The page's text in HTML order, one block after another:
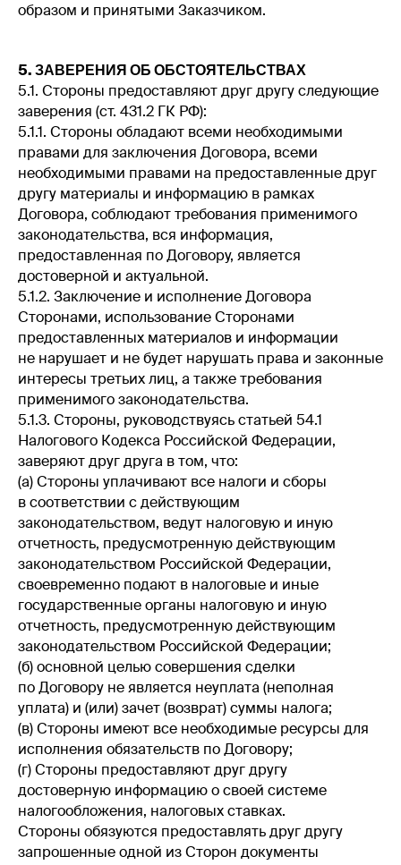
образом и принятыми Заказчиком.
5. ЗАВЕРЕНИЯ ОБ ОБСТОЯТЕЛЬСТВАХ
5.1. Стороны предоставляют друг другу следующие
заверения (ст. 431.2 ГК РФ):
5.1.1. Стороны обладают всеми необходимыми
правами для заключения Договора, всеми
необходимыми правами на предоставленные друг
другу материалы и информацию в рамках
Договора, соблюдают требования применимого
законодательства, вся информация,
предоставленная по Договору, является
достоверной и актуальной.
5.1.2. Заключение и исполнение Договора
Сторонами, использование Сторонами
предоставленных материалов и информации
не нарушает и не будет нарушать права и законные
интересы третьих лиц, а также требования
применимого законодательства.
5.1.3. Стороны, руководствуясь статьей 54.1
Налогового Кодекса Российской Федерации,
заверяют друг друга в том, что:
(а) Стороны уплачивают все налоги и сборы
в соответствии с действующим
законодательством, ведут налоговую и иную
отчетность, предусмотренную действующим
законодательством Российской Федерации,
своевременно подают в налоговые и иные
государственные органы налоговую и иную
отчетность, предусмотренную действующим
законодательством Российской Федерации;
(б) основной целью совершения сделки
по Договору не является неуплата (неполная
уплата) и (или) зачет (возврат) суммы налога;
(в) Стороны имеют все необходимые ресурсы для
исполнения обязательств по Договору;
(г) Стороны предоставляют друг другу
достоверную информацию о своей системе
налогообложения, налоговых ставках.
Стороны обязуются предоставлять друг другу
запрошенные одной из Сторон документы